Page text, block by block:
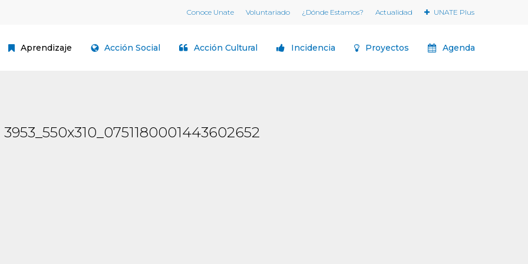
Conoce Unate Voluntariado ¿Dónde Estamos? Actualidad UNATE Plus
Aprendizaje Acción Social Acción Cultural Incidencia Proyectos Agenda
3953_550x310_0751180001443602652